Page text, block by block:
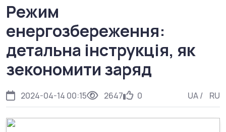
Режим
енергозбереження:
детальна інструкція, як
зекономити заряд
2024-04-14 00:15 2647 0 UA/ RU